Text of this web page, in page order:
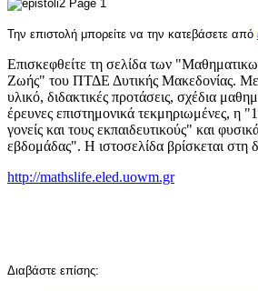
Την επιστολή μπορείτε να την κατεβάσετε από
Επισκεφθείτε τη σελίδα των
Ζωής" του ΠΤΔΕ Δυτικής Μακεδονίας. Με
υλικό, διδακτικές προτάσεις, σχέδια
έρευνες επιστημονικά τεκμηριωμένες, η
γονείς και τους εκπαιδευτικούς" και
εβδομάδας". Η ιστοσελίδα βρίσκεται στη
http://mathslife.eled.uowm.gr
Διαβάστε επίσης: